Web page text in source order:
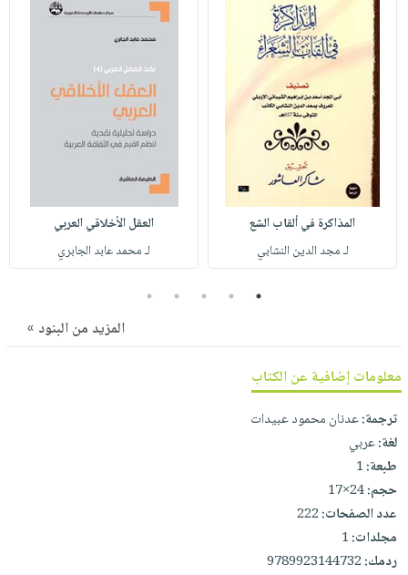
مطرزات
حقائب
بالذات
صابون
أطفال
مناسبات
بلا
حدود
وفرات
الشركة
سياسة
الشركة
فيديوهات
أسئلة
طرحها
وفرات
انشر
كتابك
تواصل
معنا
حسابك
لائحة
الأمنيات
عربة
التسوق
نشرة
المذاكرة في ألقاب الشع
لـ مجد الدين النشابي
العقل الأخلاقي العربي
لـ محمد عابد الجابري
1
2
3
4
5
المزيد من البنود »
معلومات إضافية عن الكتاب
ترجمة:عدنان محمود عبيدات
لغة:عربي
طبعة:1
حجم:24×17
عدد الصفحات:222
مجلدات:1
ردمك:9789923144732